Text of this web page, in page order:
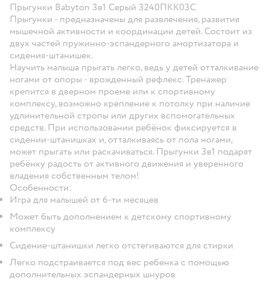
Прыгунки Babyton 3в1 Серый 3240ПКК03С
Прыгунки - предназначены для развлечения, развития
мышечной активности и координации детей. Состоит из
двух частей пружинно-эспандерного амортизатора и
сидения-штанишек.
Научить малыша прыгать легко, ведь у детей отталкивание
ногами от опоры - врожденный рефлекс. Тренажер
крепится в дверном проеме или к спортивному
комплексу, возможно крепление к потолку при наличие
удлинительной стропы или других вспомогательных
средств. При использовании ребёнок фиксируется в
сидении-штанишках и, отталкиваясь от пола ногами,
может прыгать или раскачиваться. Прыгунки 3в1 подарят
ребёнку радость от активного движения и уверенного
владения собственным телом!
Особенности:
Игра для малышей от 6-ти месяцев
Может быть дополнением к детскому спортивному
комплексу
Сидение-штанишки легко отстегиваются для стирки
Легко подстраивается под вес ребенка с помощью
дополнительных эспандерных шнуров